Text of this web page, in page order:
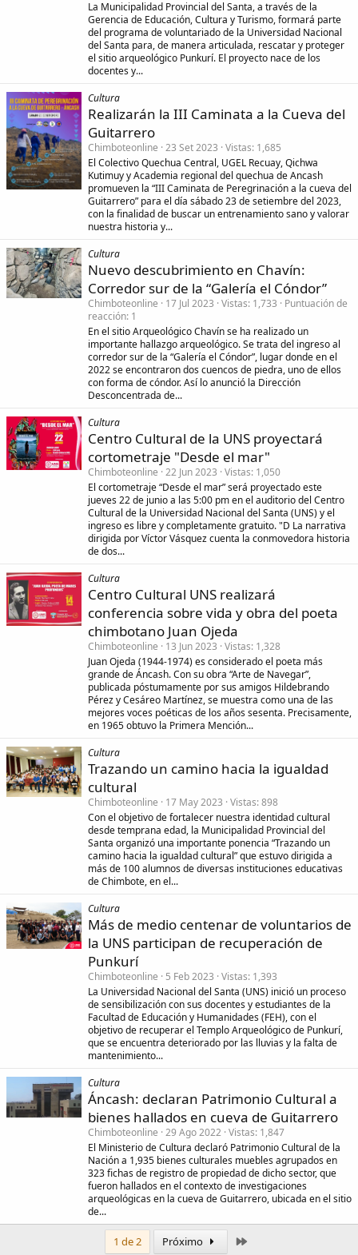
La Municipalidad Provincial del Santa, a través de la
Gerencia de Educación, Cultura y Turismo, formará parte
del programa de voluntariado de la Universidad Nacional
del Santa para, de manera articulada, rescatar y proteger
el sitio arqueológico Punkurí. El proyecto nace de los
docentes y...
Cultura
Realizarán la III Caminata a la Cueva del
Guitarrero
Chimboteonline 23 Set 2023 Vistas 1,685
El Colectivo Quechua Central, UGEL Recuay, Qichwa
Kutimuy y Academia regional del quechua de Ancash
promueven la “III Caminata de Peregrinación a la cueva del
Guitarrero” para el día sábado 23 de setiembre del 2023,
con la finalidad de buscar un entrenamiento sano y valorar
nuestra historia y...
Cultura
Nuevo descubrimiento en Chavín:
Corredor sur de la “Galería el Cóndor”
Chimboteonline 17 Jul 2023 Vistas 1,733
Puntuación de
reacción 1
En el sitio Arqueológico Chavín se ha realizado un
importante hallazgo arqueológico. Se trata del ingreso al
corredor sur de la “Galería el Cóndor”, lugar donde en el
2022 se encontraron dos cuencos de piedra, uno de ellos
con forma de cóndor. Así lo anunció la Dirección
Desconcentrada de...
Cultura
Centro Cultural de la UNS proyectará
cortometraje "Desde el mar"
Chimboteonline 22 Jun 2023 Vistas 1,050
El cortometraje “Desde el mar” será proyectado este
jueves 22 de junio a las 5:00 pm en el auditorio del Centro
Cultural de la Universidad Nacional del Santa (UNS) y el
ingreso es libre y completamente gratuito. "D La narrativa
dirigida por Víctor Vásquez cuenta la conmovedora historia
de dos...
Cultura
Centro Cultural UNS realizará
conferencia sobre vida y obra del poeta
chimbotano Juan Ojeda
Chimboteonline 13 Jun 2023 Vistas 1,328
Juan Ojeda (1944-1974) es considerado el poeta más
grande de Áncash. Con su obra “Arte de Navegar”,
publicada póstumamente por sus amigos Hildebrando
Pérez y Cesáreo Martínez, se muestra como una de las
mejores voces poéticas de los años sesenta. Precisamente,
en 1965 obtuvo la Primera Mención...
Cultura
Trazando un camino hacia la igualdad
cultural
Chimboteonline 17 May 2023 Vistas 898
Con el objetivo de fortalecer nuestra identidad cultural
desde temprana edad, la Municipalidad Provincial del
Santa organizó una importante ponencia “Trazando un
camino hacia la igualdad cultural” que estuvo dirigida a
más de 100 alumnos de diversas instituciones educativas
de Chimbote, en el...
Cultura
Más de medio centenar de voluntarios de
la UNS participan de recuperación de
Punkurí
Chimboteonline 5 Feb 2023 Vistas 1,393
La Universidad Nacional del Santa (UNS) inició un proceso
de sensibilización con sus docentes y estudiantes de la
Facultad de Educación y Humanidades (FEH), con el
objetivo de recuperar el Templo Arqueológico de Punkurí,
que se encuentra deteriorado por las lluvias y la falta de
mantenimiento...
Cultura
Áncash: declaran Patrimonio Cultural a
bienes hallados en cueva de Guitarrero
Chimboteonline 29 Ago 2022 Vistas 1,847
El Ministerio de Cultura declaró Patrimonio Cultural de la
Nación a 1,935 bienes culturales muebles agrupados en
323 fichas de registro de propiedad de dicho sector, que
fueron hallados en el contexto de investigaciones
arqueológicas en la cueva de Guitarrero, ubicada en el sitio
de...
1 de 2 Próximo